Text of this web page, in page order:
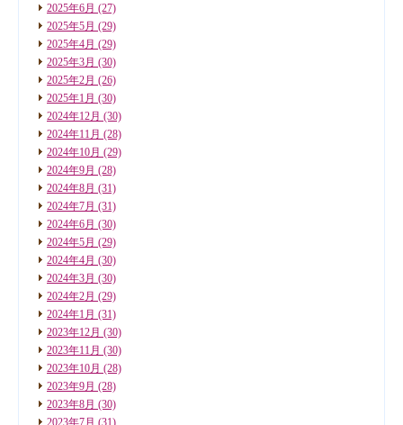
2025年6月 (27)
2025年5月 (29)
2025年4月 (29)
2025年3月 (30)
2025年2月 (26)
2025年1月 (30)
2024年12月 (30)
2024年11月 (28)
2024年10月 (29)
2024年9月 (28)
2024年8月 (31)
2024年7月 (31)
2024年6月 (30)
2024年5月 (29)
2024年4月 (30)
2024年3月 (30)
2024年2月 (29)
2024年1月 (31)
2023年12月 (30)
2023年11月 (30)
2023年10月 (28)
2023年9月 (28)
2023年8月 (30)
2023年7月 (31)